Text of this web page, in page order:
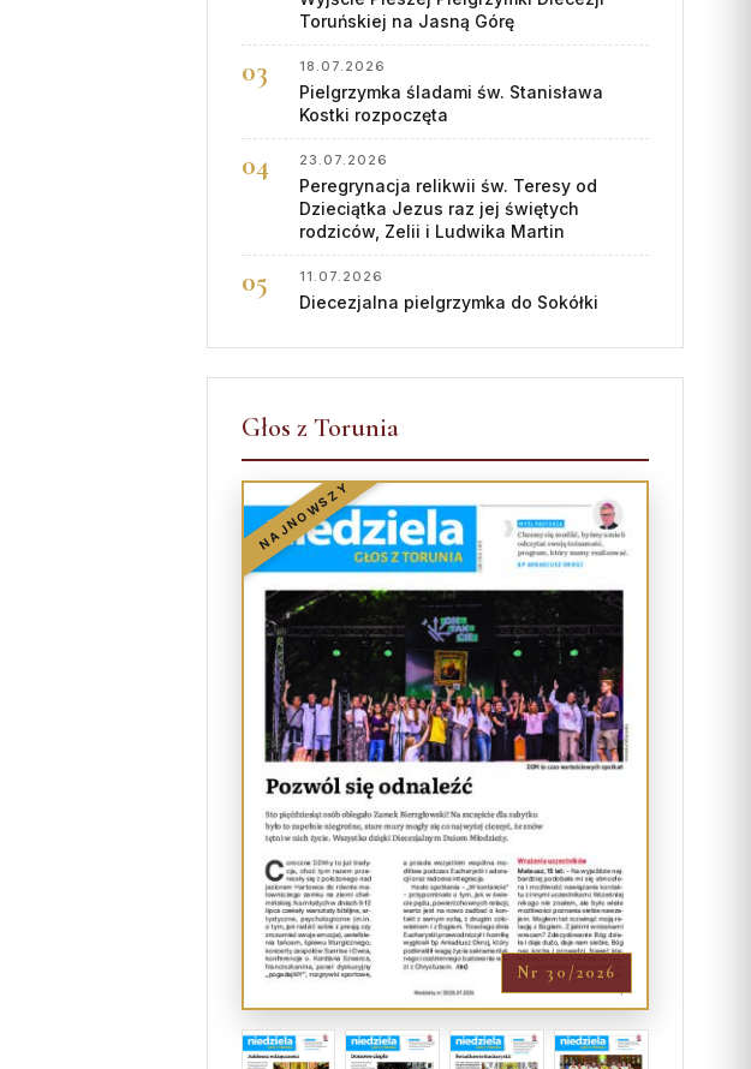
Toruńskiej na Jasną Górę
18.07.2026
Pielgrzymka śladami św. Stanisława
Kostki rozpoczęta
23.07.2026
Peregrynacja relikwii św. Teresy od
Dzieciątka Jezus raz jej świętych
rodziców, Zelii i Ludwika Martin
11.07.2026
Diecezjalna pielgrzymka do Sokółki
Głos z Torunia
NAJNOWSZY
Nr 30/2026